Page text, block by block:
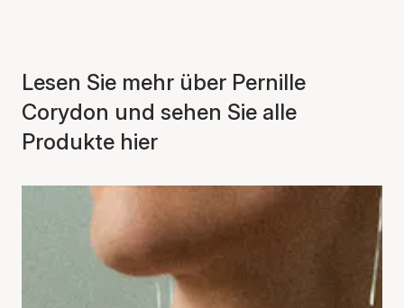
Lesen Sie mehr über Pernille
Corydon und sehen Sie alle
Produkte hier